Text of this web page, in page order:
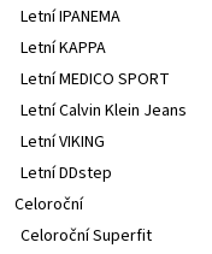
Letní IPANEMA
Letní KAPPA
Letní MEDICO SPORT
Letní Calvin Klein Jeans
Letní VIKING
Letní DDstep
Celoroční
Celoroční Superfit